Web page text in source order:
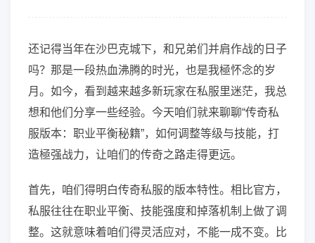
还记得当年在沙巴克城下，和兄弟们并肩作战的日子
吗？那是一段热血沸腾的时光，也是我極怀念的岁
月。如今，看到越来越多新玩家在私服里迷茫，我总
想和他们分享一些经验。今天咱们就来聊聊“传奇私
服版本：职业平衡秘籍”，如何调整等级与技能，打
造極强战力，让咱们的传奇之路走得更远。
首先，咱们得明白传奇私服的版本特性。相比官方，
私服往往在职业平衡、技能强度和掉落机制上做了调
整。这就意味着咱们得灵活应对，不能一成不变。比